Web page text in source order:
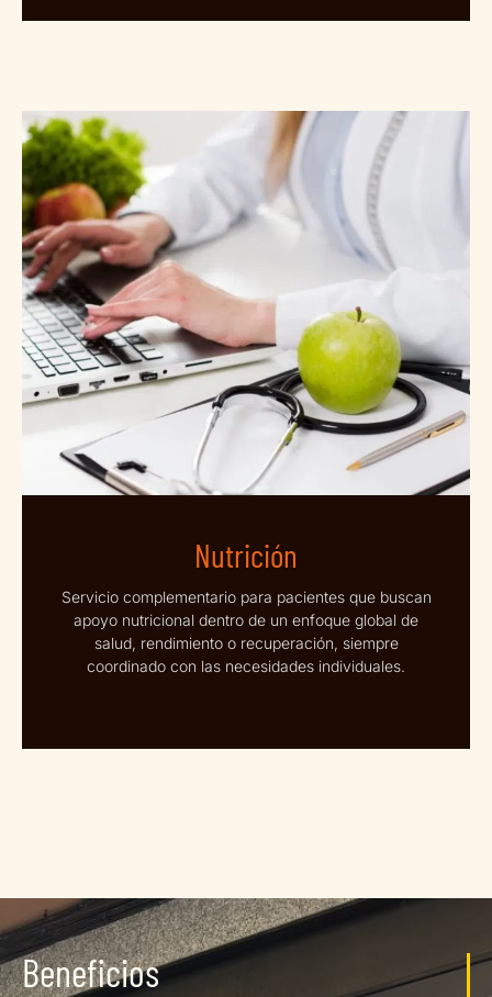
Nutrición
Servicio complementario para pacientes que buscan
apoyo nutricional dentro de un enfoque global de
salud, rendimiento o recuperación, siempre
coordinado con las necesidades individuales.
Beneficios